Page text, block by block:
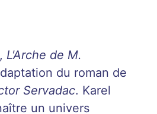
L'Arche de M.
du roman de
Servadac. Karel
un univers